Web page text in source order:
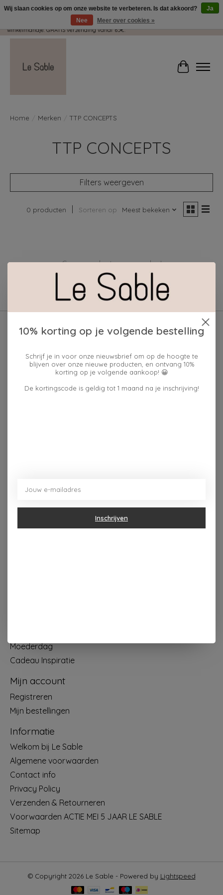
Wij pakken met plezier jouw kadootjes GRATIS in! Duid dit zeker aan in je
winkelmandje. GRATIS verzending vanaf 65€.
Home Merken TTP CONCEPTS
TTP CONCEPTS
Filters weergeven
0 producten Sorteren op Meest bekeken
Geen producten gevonden!
Moederdag
Cadeau Inspiratie
Mijn account
Registreren
Mijn bestellingen
Informatie
Welkom bij Le Sable
Algemene voorwaarden
Contact info
Privacy Policy
Verzenden & Retourneren
Voorwaarden ACTIE MEI 5 JAAR LE SABLE
Sitemap
© Copyright 2026 Le Sable - Powered by Lightspeed
Wij slaan cookies op om onze website te verbeteren. Is dat akkoord?
Ja
Nee
Meer over cookies »
10% korting op je volgende bestelling
Schrijf je in voor onze nieuwsbrief om op de hoogte te
blijven over onze nieuwe producten, en ontvang 10%
korting op je volgende aankoop! 😀
De kortingscode is geldig tot 1 maand na je inschrijving!
Inschrijven